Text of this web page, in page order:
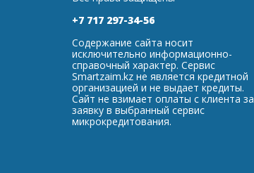
+7 717 297-34-56
Содержание сайта носит
исключительно информационно-
справочный характер. Сервис
Smartzaim.kz не является кредитной
организацией и не выдает кредиты.
Сайт не взимает оплаты с клиента за
заявку в выбранный сервис
микрокредитования.